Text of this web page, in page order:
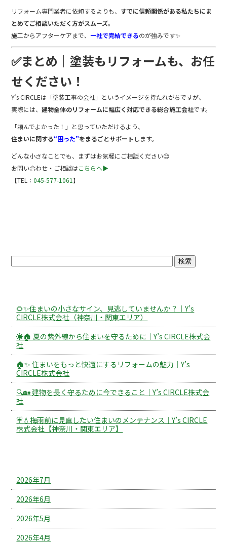
リフォーム専門業者に依頼するよりも、 すでに信頼関係がある私たちにま
とめてご相談いただく方がスムーズ。
施工からアフターケアまで、一社で完結できるのが強みです✨
✅まとめ｜塗装もリフォームも、お任
せください！
Y’s CIRCLEは「塗装工事の会社」というイメージを持たれがちですが、
実際には、建物全体のリフォームに幅広く対応できる総合施工会社です。
「頼んでよかった！」と思っていただけるよう、
住まいに関する“困った”をまるごとサポート します。
どんな小さなことでも、まずはお気軽にご相談ください😊
お問い合わせ・ご相談はこちらへ▶️
【TEL：045-577-1061】
🌻✨住まいの小さなサイン、見逃していませんか？｜Y’s
CIRCLE株式会社（神奈川・関東エリア）
☀️🏠 夏の紫外線から住まいを守るために｜Y’s CIRCLE株式会
社
🏠✨ 住まいをもっと快適にするリフォームの魅力｜Y’s
CIRCLE株式会社
🔍🏡 建物を長く守るために今できること｜Y’s CIRCLE株式会
社
☔💧梅雨前に見直したい住まいのメンテナンス｜Y’s CIRCLE
株式会社【神奈川・関東エリア】
2026年7月
2026年6月
2026年5月
2026年4月